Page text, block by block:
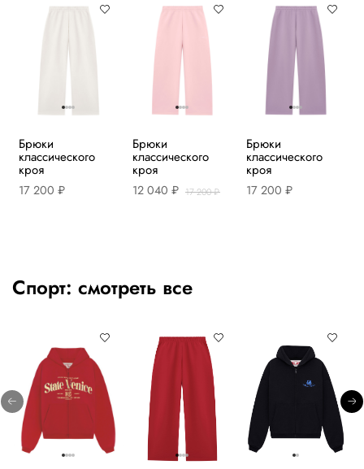
Брюки
классического
кроя
17 200 ₽
Брюки
классического
кроя
12 040 ₽ 17 200 ₽
Брюки
классического
кроя
17 200 ₽
Спорт: смотреть все